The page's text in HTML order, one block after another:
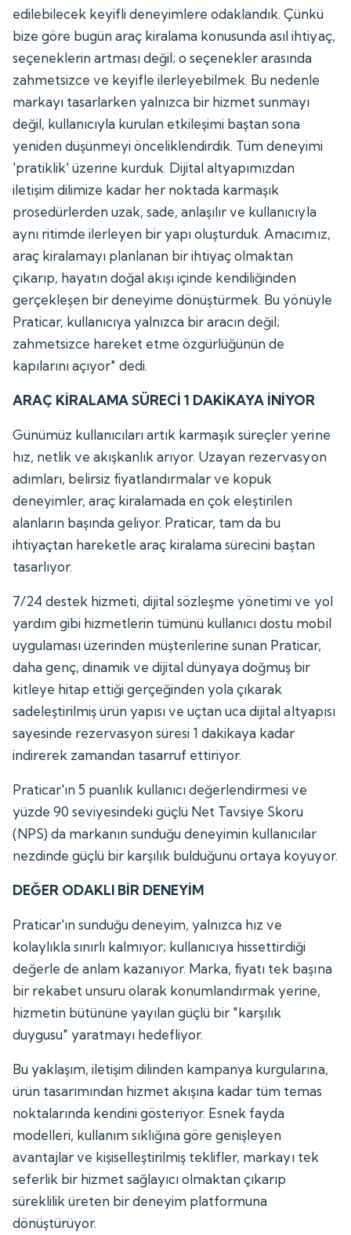
edilebilecek keyifli deneyimlere odaklandık. Çünkü
bize göre bugün araç kiralama konusunda asıl ihtiyaç,
seçeneklerin artması değil; o seçenekler arasında
zahmetsizce ve keyifle ilerleyebilmek. Bu nedenle
markayı tasarlarken yalnızca bir hizmet sunmayı
değil, kullanıcıyla kurulan etkileşimi baştan sona
yeniden düşünmeyi önceliklendirdik. Tüm deneyimi
'pratiklik' üzerine kurduk. Dijital altyapımızdan
iletişim dilimize kadar her noktada karmaşık
prosedürlerden uzak, sade, anlaşılır ve kullanıcıyla
aynı ritimde ilerleyen bir yapı oluşturduk. Amacımız,
araç kiralamayı planlanan bir ihtiyaç olmaktan
çıkarıp, hayatın doğal akışı içinde kendiliğinden
gerçekleşen bir deneyime dönüştürmek. Bu yönüyle
Praticar, kullanıcıya yalnızca bir aracın değil;
zahmetsizce hareket etme özgürlüğünün de
kapılarını açıyor" dedi.
ARAÇ KİRALAMA SÜRECİ 1 DAKİKAYA İNİYOR
Günümüz kullanıcıları artık karmaşık süreçler yerine
hız, netlik ve akışkanlık arıyor. Uzayan rezervasyon
adımları, belirsiz fiyatlandırmalar ve kopuk
deneyimler, araç kiralamada en çok eleştirilen
alanların başında geliyor. Praticar, tam da bu
ihtiyaçtan hareketle araç kiralama sürecini baştan
tasarlıyor.
7/24 destek hizmeti, dijital sözleşme yönetimi ve yol
yardım gibi hizmetlerin tümünü kullanıcı dostu mobil
uygulaması üzerinden müşterilerine sunan Praticar,
daha genç, dinamik ve dijital dünyaya doğmuş bir
kitleye hitap ettiği gerçeğinden yola çıkarak
sadeleştirilmiş ürün yapısı ve uçtan uca dijital altyapısı
sayesinde rezervasyon süresi 1 dakikaya kadar
indirerek zamandan tasarruf ettiriyor.
Praticar'ın 5 puanlık kullanıcı değerlendirmesi ve
yüzde 90 seviyesindeki güçlü Net Tavsiye Skoru
(NPS) da markanın sunduğu deneyimin kullanıcılar
nezdinde güçlü bir karşılık bulduğunu ortaya koyuyor.
DEĞER ODAKLI BİR DENEYİM
Praticar'ın sunduğu deneyim, yalnızca hız ve
kolaylıkla sınırlı kalmıyor; kullanıcıya hissettirdiği
değerle de anlam kazanıyor. Marka, fiyatı tek başına
bir rekabet unsuru olarak konumlandırmak yerine,
hizmetin bütününe yayılan güçlü bir "karşılık
duygusu" yaratmayı hedefliyor.
Bu yaklaşım, iletişim dilinden kampanya kurgularına,
ürün tasarımından hizmet akışına kadar tüm temas
noktalarında kendini gösteriyor. Esnek fayda
modelleri, kullanım sıklığına göre genişleyen
avantajlar ve kişiselleştirilmiş teklifler, markayı tek
seferlik bir hizmet sağlayıcı olmaktan çıkarıp
süreklilik üreten bir deneyim platformuna
dönüştürüyor.